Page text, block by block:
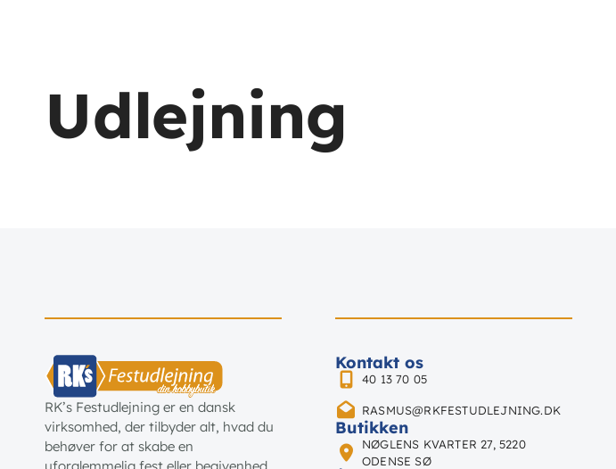
Udlejning
RK’s Festudlejning er en dansk
virksomhed, der tilbyder alt, hvad du
behøver for at skabe en
Kontakt os
40 13 70 05
RASMUS@RKFESTUDLEJNING.DK
Butikken
NØGLENS KVARTER 27, 5220
ODENSE SØ